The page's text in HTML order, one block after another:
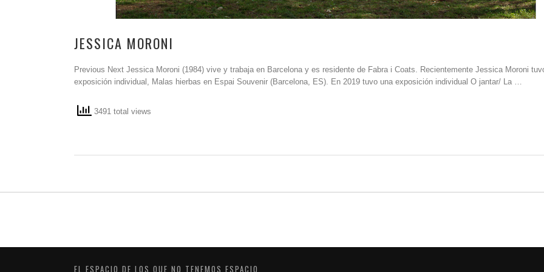
JESSICA MORONI
Previous Next Jessica Moroni (1984) vive y trabaja en Barcelona y es residente de Fabra i Coats. Recientemente Jessica Moroni
exposición individual, Malas hierbas en Espai Souvenir (Barcelona, ES). En 2019 tuvo una exposición individual O jantar/ La …
3491 total views
EL ESPACIO DE LOS QUE NO TENEMOS ESPACIO